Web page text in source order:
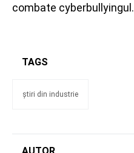
combate cyberbullyingul.
TAGS
știri din industrie
AUTOR